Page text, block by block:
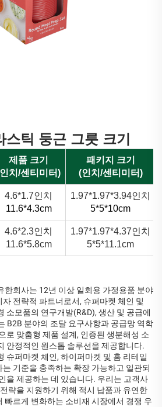
스틱 둥근 그릇 크기
제품 크기
치/센티미터)
패키지 크기
(인치/센티미터)
4.6*1.7인치
11.6*4.3cm
1.97*1.97*3.94인치
5*5*10cm
4.6*2.3인치
11.6*5.8cm
1.97*1.97*4.37인치
5*5*11.1cm
한회사는 12년 이상 일회용 가정용품 분야
전략적 파트너로서, 슈퍼마켓 체인 및
소모품의 연구개발(R&D), 생산 및 공급에
B2B 분야의 조달 요구사항과 공급망 역학
로 맞춤형 제품 설계, 인증된 생분해성 소
안정적인 원스톱 솔루션을 제공합니다.
슈퍼마켓 체인, 하이퍼마켓 및 홈 리테일
기준을 충족하는 확장 가능하고 일관되
을 제공하는 데 있습니다. 우리는 고객사
략을 지원하기 위해 적시 납품과 유연한
빠르게 변화하는 소비재 시장에서 경쟁 우